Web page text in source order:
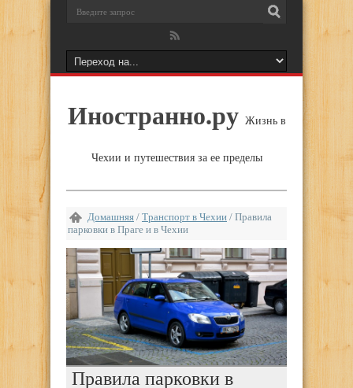
Иностранно.ру Жизнь в
Чехии и путешествия за ее пределы
Домашняя / Транспорт в Чехии / Правила
парковки в Праге и в Чехии
Правила парковки в